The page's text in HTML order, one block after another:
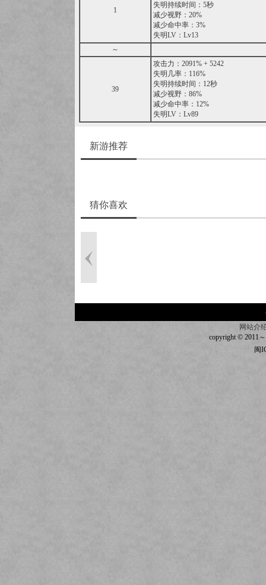
1
失明持续时间：5秒
减少视野：20%
减少命中率：3%
失明LV：Lv13
～
39
攻击力：2091% + 5242
失明几率：116%
失明持续时间：12秒
减少视野：86%
减少命中率：12%
失明LV：Lv89
新游推荐
猜你喜欢
网站介
copyright © 2011
闽